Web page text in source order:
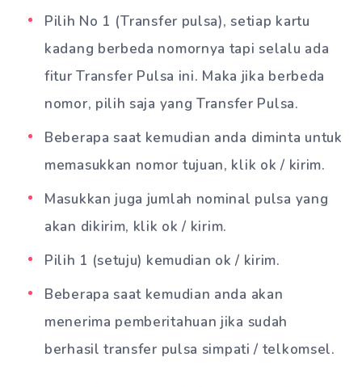
Pilih No 1 (Transfer pulsa), setiap kartu
kadang berbeda nomornya tapi selalu ada
fitur Transfer Pulsa ini. Maka jika berbeda
nomor, pilih saja yang Transfer Pulsa.
Beberapa saat kemudian anda diminta untuk
memasukkan nomor tujuan, klik ok / kirim.
Masukkan juga jumlah nominal pulsa yang
akan dikirim, klik ok / kirim.
Pilih 1 (setuju) kemudian ok / kirim.
Beberapa saat kemudian anda akan
menerima pemberitahuan jika sudah
berhasil transfer pulsa simpati / telkomsel.